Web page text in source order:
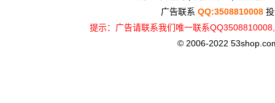
广告联系 QQ:3508810008
提示：广告请联系我们唯一联系
© 2006-2022